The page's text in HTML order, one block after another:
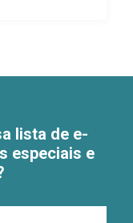
lista de e-
especiais e